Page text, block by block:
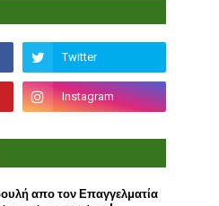
απο τον Επαγγελματία